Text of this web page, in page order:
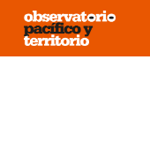
Skip